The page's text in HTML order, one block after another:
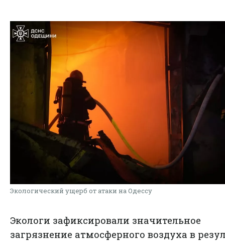
Экологический ущерб от атаки на Одессу
Экологи зафиксировали значительное
загрязнение атмосферного воздуха в